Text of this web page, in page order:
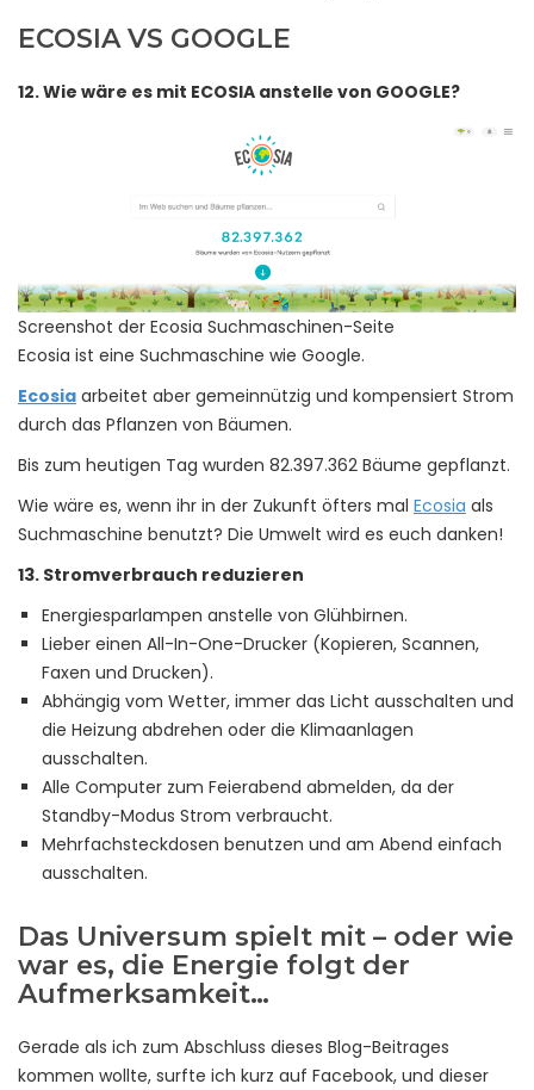
ECOSIA VS GOOGLE
12. Wie wäre es mit ECOSIA anstelle von GOOGLE?
Screenshot der Ecosia Suchmaschinen-Seite
Ecosia ist eine Suchmaschine wie Google.
Ecosia arbeitet aber gemeinnützig und kompensiert Strom
durch das Pflanzen von Bäumen.
Bis zum heutigen Tag wurden 82.397.362 Bäume gepflanzt.
Wie wäre es, wenn ihr in der Zukunft öfters mal Ecosia als
Suchmaschine benutzt? Die Umwelt wird es euch danken!
13. Stromverbrauch reduzieren
Energiesparlampen anstelle von Glühbirnen.
Lieber einen All-In-One-Drucker (Kopieren, Scannen,
Faxen und Drucken).
Abhängig vom Wetter, immer das Licht ausschalten und
die Heizung abdrehen oder die Klimaanlagen
ausschalten.
Alle Computer zum Feierabend abmelden, da der
Standby-Modus Strom verbraucht.
Mehrfachsteckdosen benutzen und am Abend einfach
ausschalten.
Das Universum spielt mit – oder wie
war es, die Energie folgt der
Aufmerksamkeit…
Gerade als ich zum Abschluss dieses Blog-Beitrages
kommen wollte, surfte ich kurz auf Facebook, und dieser